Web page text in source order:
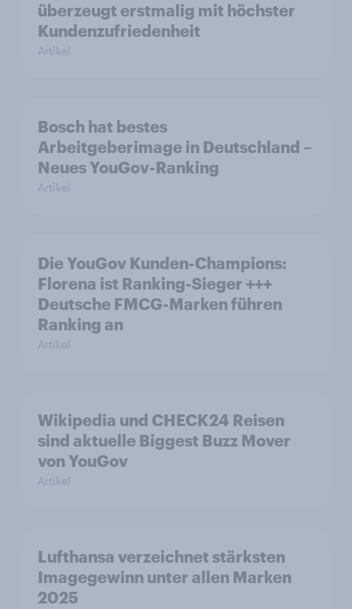
überzeugt erstmalig mit höchster
Kundenzufriedenheit
Artikel
Bosch hat bestes
Arbeitgeberimage in Deutschland –
Neues YouGov-Ranking
Artikel
Die YouGov Kunden-Champions:
Florena ist Ranking-Sieger +++
Deutsche FMCG-Marken führen
Ranking an
Artikel
Wikipedia und CHECK24 Reisen
sind aktuelle Biggest Buzz Mover
von YouGov
Artikel
Lufthansa verzeichnet stärksten
Imagegewinn unter allen Marken
2025